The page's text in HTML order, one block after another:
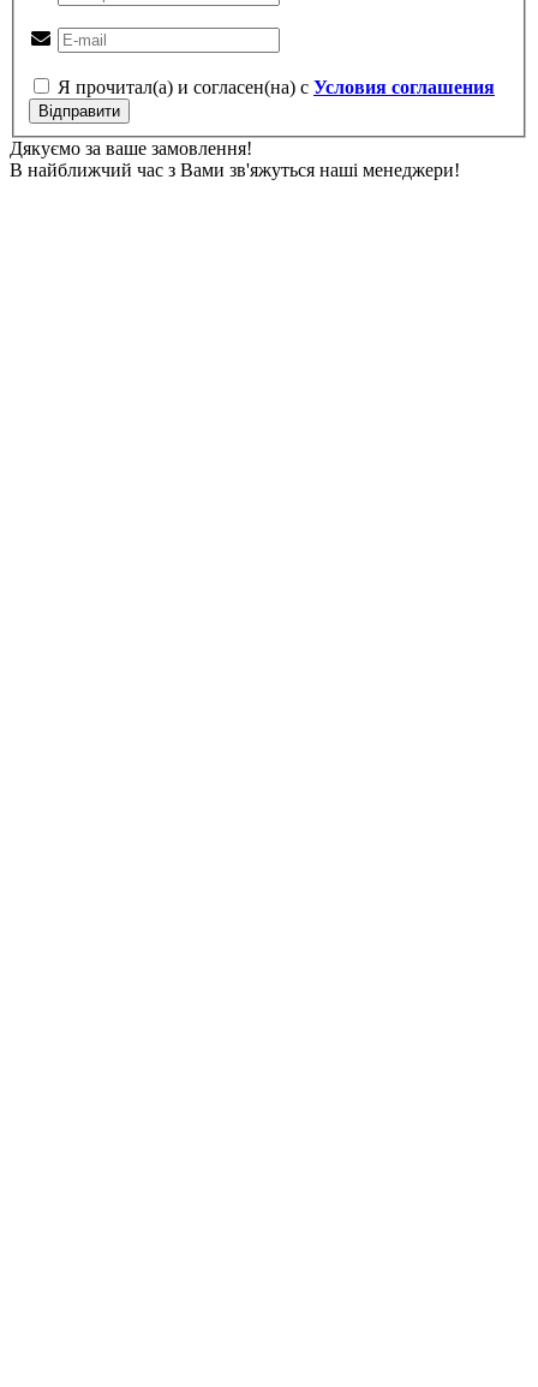
Я прочитал(а) и согласен(на) с Условия соглашения
Відправити
Дякуємо за ваше замовлення!
В найближчий час з Вами зв'яжуться наші менеджери!